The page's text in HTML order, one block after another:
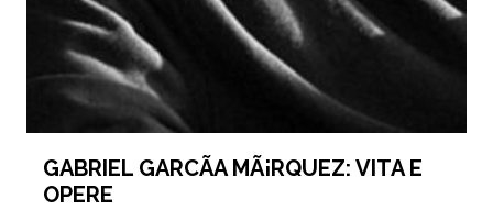
GABRIEL GARCÃ­A MÃ¡RQUEZ: VITA E
OPERE